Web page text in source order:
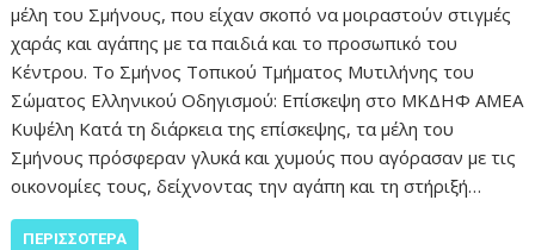
μέλη του Σμήνους, που είχαν σκοπό να μοιραστούν στιγμές
χαράς και αγάπης με τα παιδιά και το προσωπικό του
Κέντρου. Το Σμήνος Τοπικού Τμήματος Μυτιλήνης του
Σώματος Ελληνικού Οδηγισμού: Επίσκεψη στο ΜΚΔΗΦ ΑΜΕΑ
Κυψέλη Κατά τη διάρκεια της επίσκεψης, τα μέλη του
Σμήνους πρόσφεραν γλυκά και χυμούς που αγόρασαν με τις
οικονομίες τους, δείχνοντας την αγάπη και τη στήριξή…
ΠΕΡΙΣΣΌΤΕΡΑ